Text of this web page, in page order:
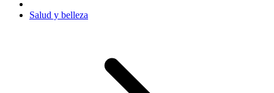
Salud y belleza